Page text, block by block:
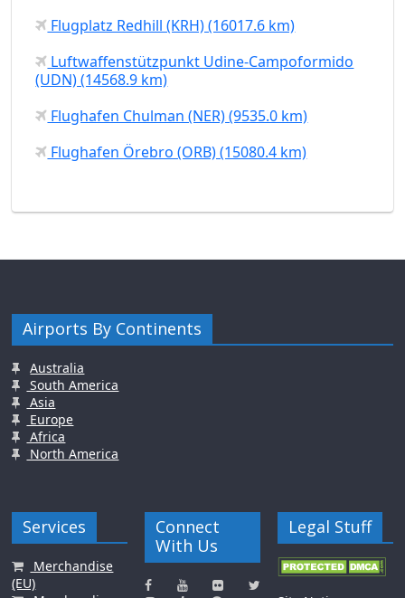
Flugplatz Redhill (KRH) (16017.6 km)
Luftwaffenstützpunkt Udine-Campoformido
(UDN) (14568.9 km)
Flughafen Chulman (NER) (9535.0 km)
Flughafen Örebro (ORB) (15080.4 km)
Airports By Continents
Australia
South America
Asia
Europe
Africa
North America
Services
Merchandise
(EU)
Connect
With Us
Legal Stuff